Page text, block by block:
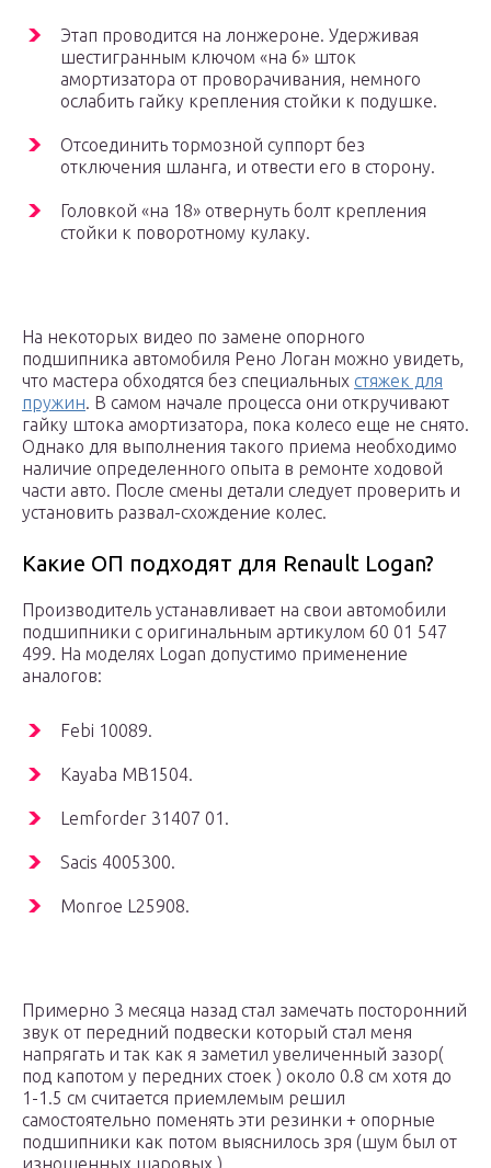
Этап проводится на лонжероне. Удерживая
шестигранным ключом «на 6» шток
амортизатора от проворачивания, немного
ослабить гайку крепления стойки к подушке.
Отсоединить тормозной суппорт без
отключения шланга, и отвести его в сторону.
Головкой «на 18» отвернуть болт крепления
стойки к поворотному кулаку.
На некоторых видео по замене опорного
подшипника автомобиля Рено Логан можно увидеть,
что мастера обходятся без специальных стяжек для
пружин. В самом начале процесса они откручивают
гайку штока амортизатора, пока колесо еще не снято.
Однако для выполнения такого приема необходимо
наличие определенного опыта в ремонте ходовой
части авто. После смены детали следует проверить и
установить развал-схождение колес.
Какие ОП подходят для Renault Logan?
Производитель устанавливает на свои автомобили
подшипники с оригинальным артикулом 60 01 547
499. На моделях Logan допустимо применение
аналогов:
Febi 10089.
Kayaba MB1504.
Lemforder 31407 01.
Sacis 4005300.
Monroe L25908.
Примерно 3 месяца назад стал замечать посторонний
звук от передний подвески который стал меня
напрягать и так как я заметил увеличенный зазор(
под капотом у передних стоек ) около 0.8 см хотя до
1-1.5 см считается приемлемым решил
самостоятельно поменять эти резинки + опорные
подшипники как потом выяснилось зря (шум был от
изношенных шаровых )